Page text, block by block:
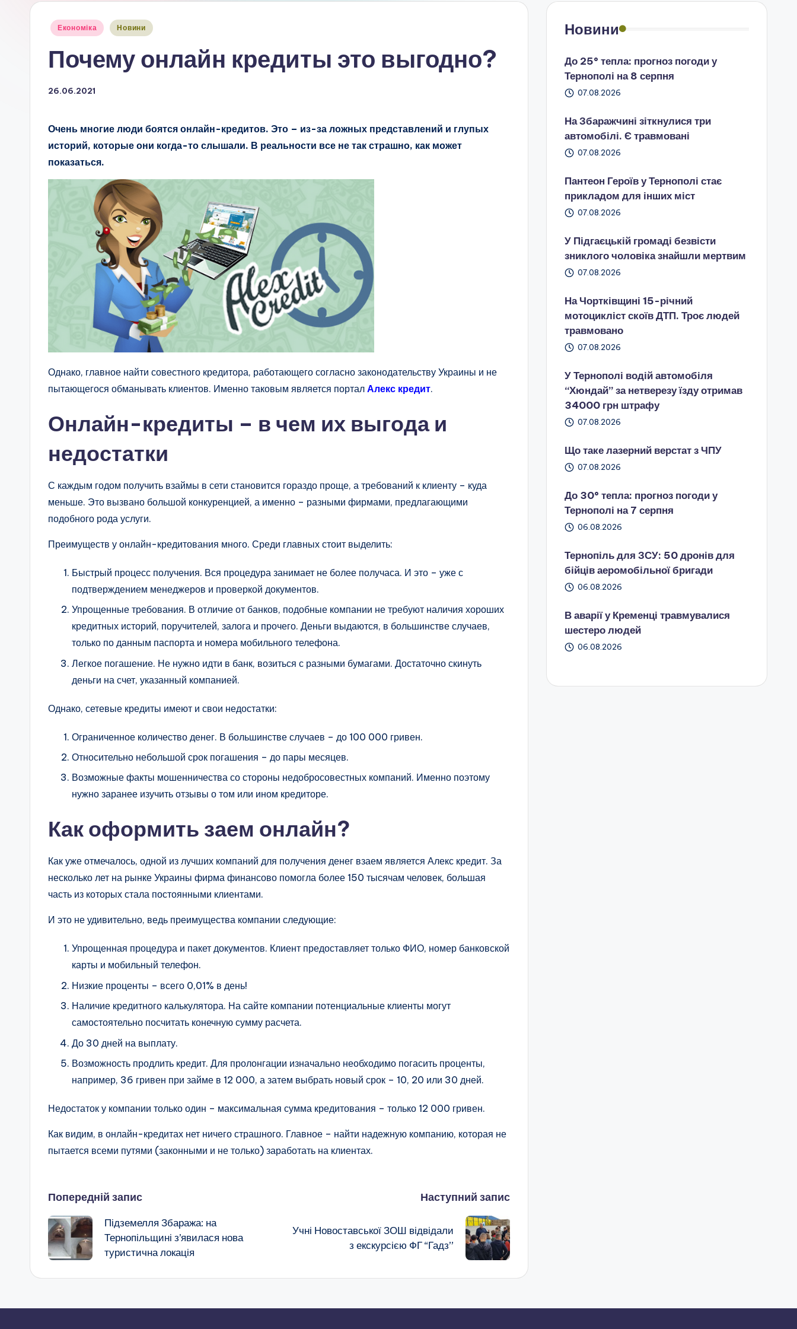
Опубліковано
Економіка Новини
Почему онлайн кредиты это выгодно?
26.06.2021
Очень многие люди боятся онлайн-кредитов. Это – из-за ложных представлений и глупых
историй, которые они когда-то слышали. В реальности все не так страшно, как может
показаться.
Однако, главное найти совестного кредитора, работающего согласно законодательству Украины и не
пытающегося обманывать клиентов. Именно таковым является портал Алекс кредит.
Онлайн-кредиты – в чем их выгода и
недостатки
С каждым годом получить взаймы в сети становится гораздо проще, а требований к клиенту – куда
меньше. Это вызвано большой конкуренцией, а именно – разными фирмами, предлагающими
подобного рода услуги.
Преимуществ у онлайн-кредитования много. Среди главных стоит выделить:
Быстрый процесс получения. Вся процедура занимает не более получаса. И это – уже с
подтверждением менеджеров и проверкой документов.
Упрощенные требования. В отличие от банков, подобные компании не требуют наличия хороших
кредитных историй, поручителей, залога и прочего. Деньги выдаются, в большинстве случаев,
только по данным паспорта и номера мобильного телефона.
Легкое погашение. Не нужно идти в банк, возиться с разными бумагами. Достаточно скинуть
деньги на счет, указанный компанией.
Однако, сетевые кредиты имеют и свои недостатки:
Ограниченное количество денег. В большинстве случаев – до 100 000 гривен.
Относительно небольшой срок погашения – до пары месяцев.
Возможные факты мошенничества со стороны недобросовестных компаний. Именно поэтому
нужно заранее изучить отзывы о том или ином кредиторе.
Как оформить заем онлайн?
Как уже отмечалось, одной из лучших компаний для получения денег взаем является Алекс кредит. За
несколько лет на рынке Украины фирма финансово помогла более 150 тысячам человек, большая
часть из которых стала постоянными клиентами.
И это не удивительно, ведь преимущества компании следующие:
Упрощенная процедура и пакет документов. Клиент предоставляет только ФИО, номер банковской
карты и мобильный телефон.
Низкие проценты – всего 0,01% в день!
Наличие кредитного калькулятора. На сайте компании потенциальные клиенты могут
самостоятельно посчитать конечную сумму расчета.
До 30 дней на выплату.
Возможность продлить кредит. Для пролонгации изначально необходимо погасить проценты,
например, 36 гривен при займе в 12 000, а затем выбрать новый срок – 10, 20 или 30 дней.
Недостаток у компании только один – максимальная сумма кредитования – только 12 000 гривен.
Как видим, в онлайн-кредитах нет ничего страшного. Главное – найти надежную компанию, которая не
пытается всеми путями (законными и не только) заработать на клиентах.
Навігація
по
запису
Попередній запис
Підземелля Збаража: на
Тернопільщині з’явилася нова
туристична локація
Наступний запис
Учні Новоставської ЗОШ відвідали
з екскурсією ФГ “Гадз”
Новини
До 25° тепла: прогноз погоди у
Тернополі на 8 серпня
07.08.2026
На Збаражчині зіткнулися три
автомобілі. Є травмовані
07.08.2026
Пантеон Героїв у Тернополі стає
прикладом для інших міст
07.08.2026
У Підгаєцькій громаді безвісти
зниклого чоловіка знайшли мертвим
07.08.2026
На Чортківщині 15-річний
мотоцикліст скоїв ДТП. Троє людей
травмовано
07.08.2026
У Тернополі водій автомобіля
“Хюндай” за нетверезу їзду отримав
34000 грн штрафу
07.08.2026
Що таке лазерний верстат з ЧПУ
07.08.2026
До 30° тепла: прогноз погоди у
Тернополі на 7 серпня
06.08.2026
Тернопіль для ЗСУ: 50 дронів для
бійців аеромобільної бригади
06.08.2026
В аварії у Кременці травмувалися
шестеро людей
06.08.2026